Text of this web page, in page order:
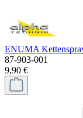
ENUMA
87-903-001
9,90 €